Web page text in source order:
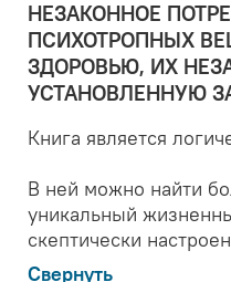
НЕЗАКОННОЕ
ПСИХОТРОПНЫХ
ЗДОРОВЬЮ, ИХ
УСТАНОВЛЕННУЮ
Книга является
В ней можно найти
уникальный
скептически
Свернуть